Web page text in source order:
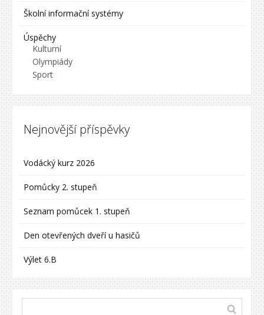
Školní informační systémy
Úspěchy
Kulturní
Olympiády
Sport
Nejnovější příspěvky
Vodácký kurz 2026
Pomůcky 2. stupeň
Seznam pomůcek 1. stupeň
Den otevřených dveří u hasičů
Výlet 6.B